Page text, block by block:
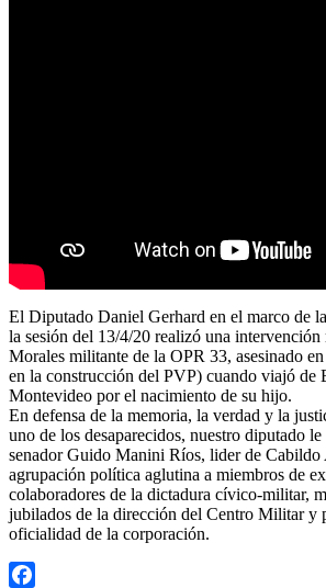
El Diputado Daniel Gerhard en el marco de
la sesión del 13/4/20 realizó una intervención
Morales militante de la OPR 33, asesinado
en la construcción del PVP) cuando viajó de
Montevideo por el nacimiento de su hijo.
En defensa de la memoria, la verdad y la
uno de los desaparecidos, nuestro diputado
senador Guido Manini Ríos, lider de Cabildo
agrupación política aglutina a miembros de
colaboradores de la dictadura cívico-militar,
jubilados de la dirección del Centro Militar y
oficialidad de la corporación.